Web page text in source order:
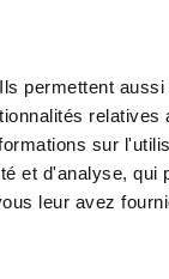
permettent
sur
et d'analyse, qui
leur avez
de
Petits